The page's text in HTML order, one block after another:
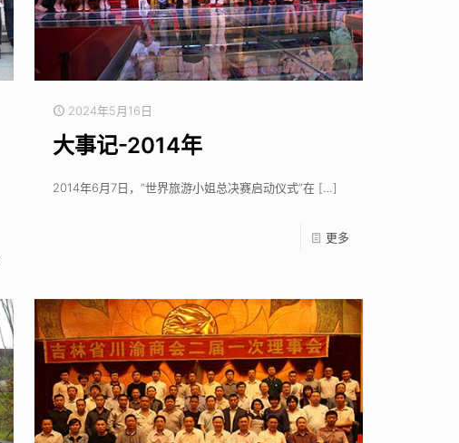
2024年5月16日
大事记-2014年
2014年6月7日，“世界旅游小姐总决赛启动仪式”在 […]
更多